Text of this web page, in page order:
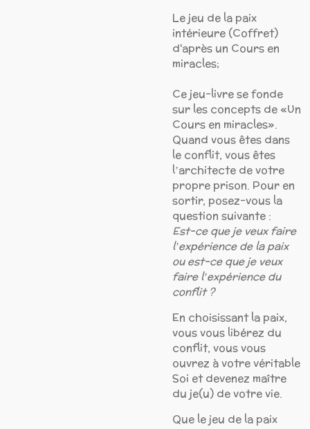
Le jeu de la paix
intérieure (Coffret)
d'après un Cours en
miracles;
Ce jeu-livre se fonde
sur les concepts de «Un
Cours en miracles».
Quand vous êtes dans
le conflit, vous êtes
lʼarchitecte de votre
propre prison. Pour en
sortir, posez-vous la
question suivante :
Est-ce que je veux faire
lʼexpérience de la paix
ou est-ce que je veux
faire lʼexpérience du
conflit ?
En choisissant la paix,
vous vous libérez du
conflit, vous vous
ouvrez à votre véritable
Soi et devenez maître
du je(u) de votre vie.
Que le jeu de la paix